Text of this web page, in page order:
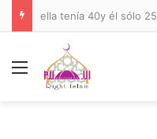
ella tenía 40y él sólo 25
Menú